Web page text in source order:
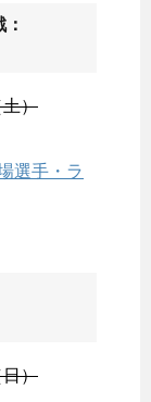
）
選手・ラ
）